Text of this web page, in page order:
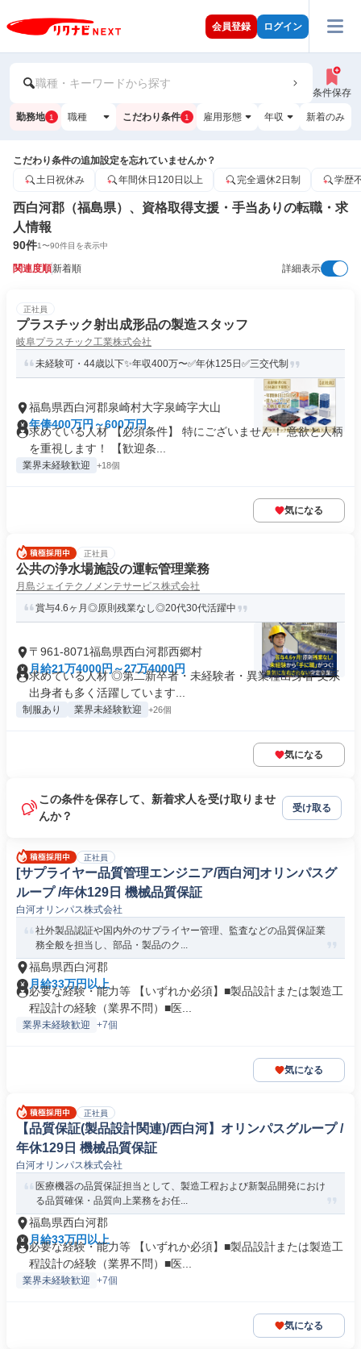
会員登録 ログイン
職種・キーワードから探す
条件保存
勤務地 1 職種 こだわり条件 1 雇用形態 年収 新着のみ
こだわり条件の追加設定を忘れていませんか？
土日祝休み
年間休日120日以上 完全週休2日制 学歴
西白河郡（福島県）、資格取得支援・手当ありの転職・求
人情報
90件1〜90件目を表示中
関連度順新着順 詳細表示
正社員
プラスチック射出成形品の製造スタッフ
岐阜プラスチック工業株式会社
未経験可・44歳以下✨年収400万〜✅年休125日✅三交代制
福島県西白河郡泉崎村大字泉崎字大山
年俸400万円～600万円
求めている人材 【必須条件】 特にございません！ 意欲と人柄
を重視します！ 【歓迎条...
業界未経験歓迎 +18個
気になる
正社員
公共の浄水場施設の運転管理業務
月島ジェイテクノメンテサービス株式会社
賞与4.6ヶ月◎原則残業なし◎20代30代活躍中
〒961-8071福島県西白河郡西郷村
月給21万4000円～27万4000円
求めている人材 ◎第二新卒者・未経験者・異業種出身者 文系
出身者も多く活躍しています...
制服あり 業界未経験歓迎 +26個
気になる
この条件を保存して、新着求人を受け取りませ
んか？
受け取る
正社員
[サプライヤー品質管理エンジニア/西白河]オリンパスグ
ループ /年休129日 機械品質保証
白河オリンパス株式会社
社外製品認証や国内外のサプライヤー管理、監査などの品質保証業
務全般を担当し、部品・製品のク...
福島県西白河郡
月給33万円以上
必要な経験・能力等 【いずれか必須】■製品設計または製造工
程設計の経験（業界不問）■医...
業界未経験歓迎 +7個
気になる
正社員
【品質保証(製品設計関連)/西白河】オリンパスグループ /
年休129日 機械品質保証
白河オリンパス株式会社
医療機器の品質保証担当として、製造工程および新製品開発におけ
る品質確保・品質向上業務をお任...
福島県西白河郡
月給33万円以上
必要な経験・能力等 【いずれか必須】■製品設計または製造工
程設計の経験（業界不問）■医...
業界未経験歓迎 +7個
気になる